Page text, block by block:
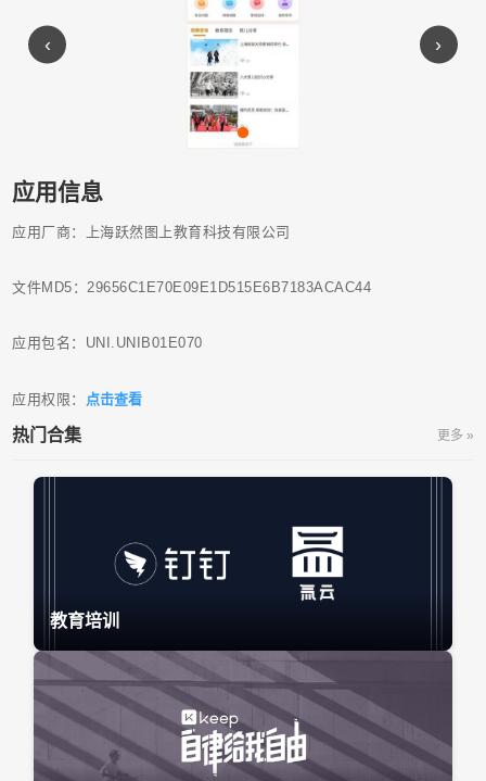
‹ ›
应用信息
应用厂商：上海跃然图上教育科技有限公司
文件MD5：29656C1E70E09E1D515E6B7183ACAC44
应用包名：UNI.UNIB01E070
应用权限： 点击查看
热门合集 更多 »
教育培训